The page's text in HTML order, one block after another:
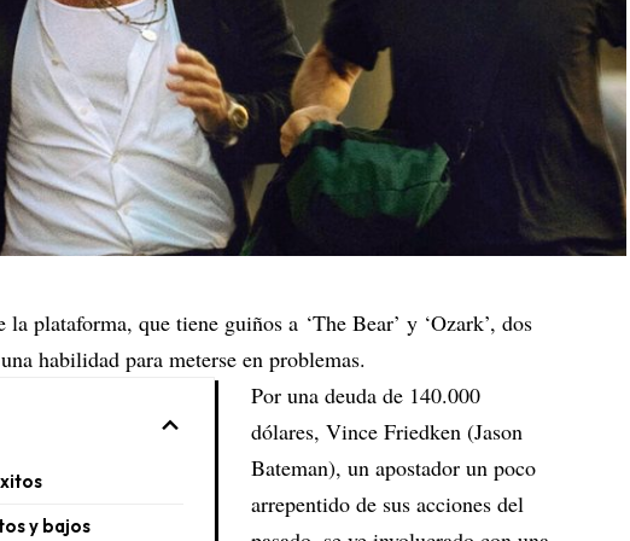
la plataforma, que tiene guiños a ‘The Bear’ y ‘Ozark’, dos
habilidad para meterse en problemas.
y bajos
Por una deuda de 140.000
dólares, Vince Friedken (Jason
Bateman), un apostador un poco
arrepentido de sus acciones del